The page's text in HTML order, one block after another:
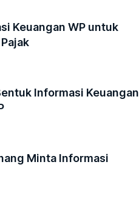
Keuangan WP untuk
Informasi Keuangan
Minta Informasi